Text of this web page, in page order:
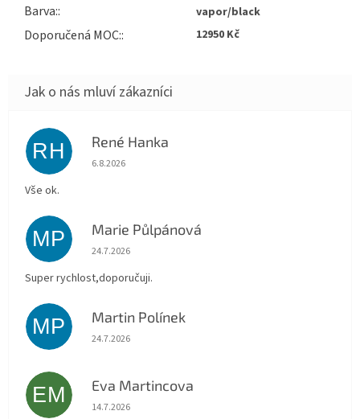
Barva: vapor/black
Doporučená MOC: 12950 Kč
RH René Hanka
Hodnocení obchodu je 5 z 5 hvězdiček.
6.8.2026
Vše ok.
MP Marie Půlpánová
Hodnocení obchodu je 5 z 5 hvězdiček.
24.7.2026
Super rychlost,doporučuji.
MP Martin Polínek
Hodnocení obchodu je 5 z 5 hvězdiček.
24.7.2026
EM Eva Martincova
Hodnocení obchodu je 5 z 5 hvězdiček.
14.7.2026